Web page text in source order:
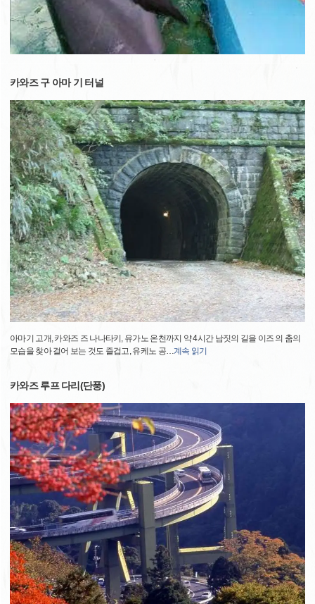
카와즈 구 아마 기 터널
아마기 고개, 카와즈 즈 나나타키, 유가노 온천까지 약 4시간 남짓의 길을 이즈 의 춤의
모습을 찾아 걸어 보는 것도 즐겁고, 유케노 공…계속 읽기
카와즈 루프 다리(단풍)